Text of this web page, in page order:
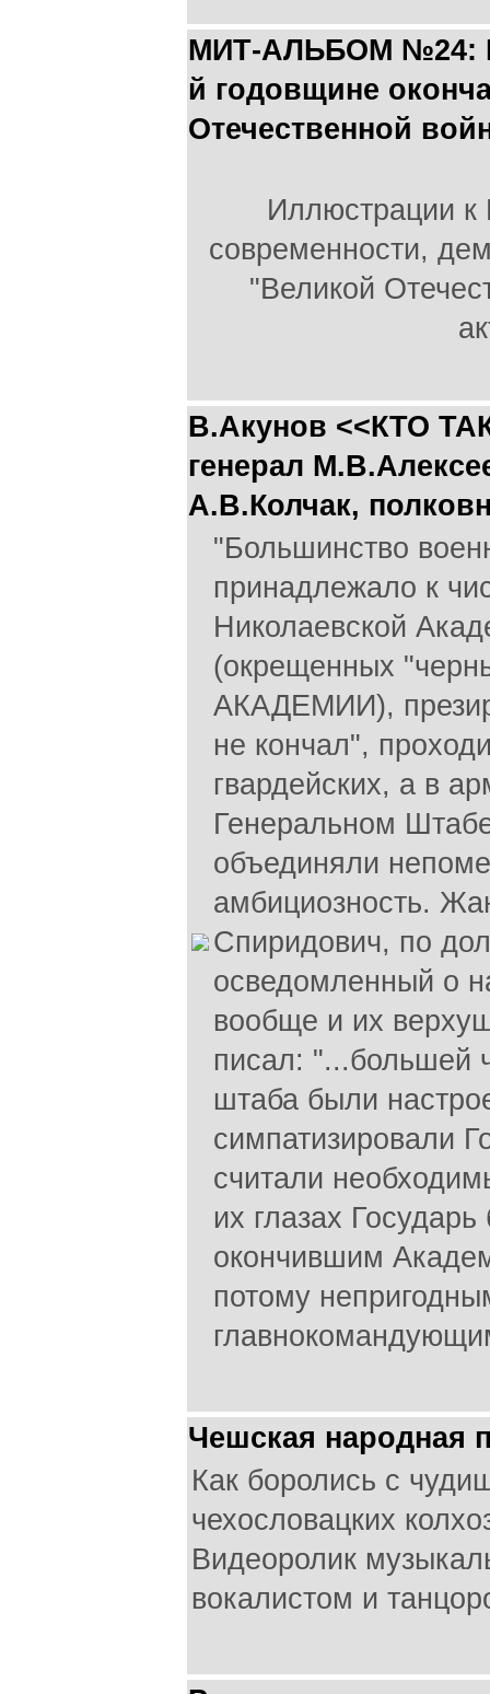
МИТ-АЛЬБОМ №24:
й годовщине
Отечественной
Иллюстрации к
современности,
"Великой
В.Акунов <<КТО
генерал
А.В.Колчак,
"Большинство
принадлежало к
Николаевской
(окрещенных
АКАДЕМИИ),
не кончал",
гвардейских, а в
Генеральном
объединяли
амбициозность.
Спиридович, по
осведомленный о
вообще и их
писал: "...большей
штаба были
симпатизировали
считали
их глазах
окончившим
потому
Чешская народная
Как боролись с
чехословацких
Видеоролик
вокалистом и